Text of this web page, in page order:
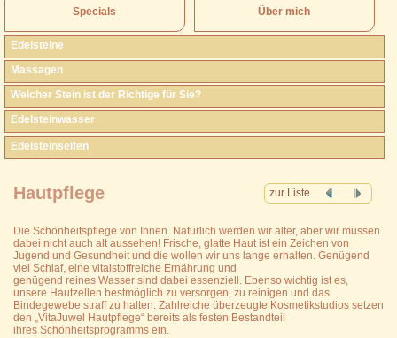
Specials Über mich
Edelsteine
Massagen
Welcher Stein ist der Richtige für Sie?
Edelsteinwasser
Edelsteinseifen
zur Liste
Hautpflege
Die Schönheitspflege von Innen. Natürlich werden wir älter, aber wir müssen
dabei nicht auch alt aussehen! Frische, glatte Haut ist ein Zeichen von
Jugend und Gesundheit und die wollen wir uns lange erhalten. Genügend
viel Schlaf, eine vitalstoffreiche Ernährung und
genügend reines Wasser sind dabei essenziell. Ebenso wichtig ist es,
unsere Hautzellen bestmöglich zu versorgen, zu reinigen und das
Bindegewebe straff zu halten. Zahlreiche überzeugte Kosmetikstudios setzen
den „VitaJuwel Hautpflege“ bereits als festen Bestandteil
ihres Schönheitsprogramms ein.